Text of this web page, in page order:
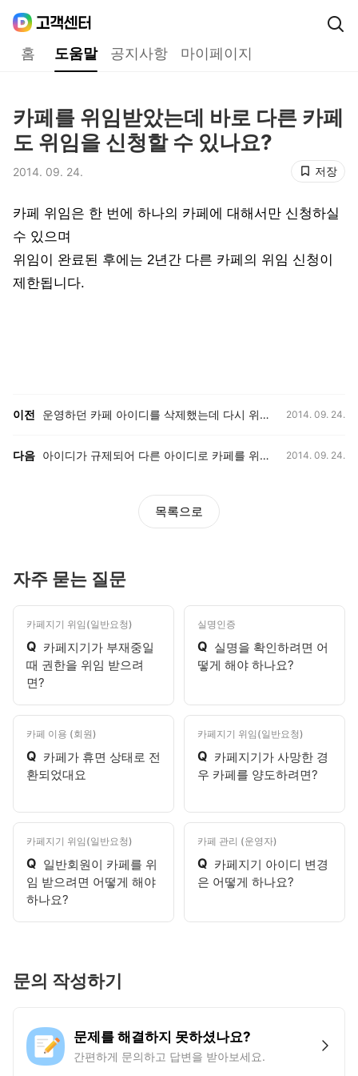
홈 도움말 공지사항 마이페이지
카페를 위임받았는데 바로 다른 카페
도 위임을 신청할 수 있나요?
저장
2014. 09. 24.
카페 위임은 한 번에 하나의 카페에 대해서만 신청하실
수 있으며
위임이 완료된 후에는 2년간 다른 카페의 위임 신청이
제한됩니다.
이전 운영하던 카페 아이디를 삭제했는데 다시 위임 받을 수 있나요? 2014. 09. 24.
다음 아이디가 규제되어 다른 아이디로 카페를 위임받고 싶습니다. 2014. 09. 24.
목록으로
자주 묻는 질문
카페지기 위임(일반요청)
Q 카페지기가 부재중일
때 권한을 위임 받으려
면?
실명인증
Q 실명을 확인하려면 어
떻게 해야 하나요?
카페 이용 (회원)
Q 카페가 휴면 상태로 전
환되었대요
카페지기 위임(일반요청)
Q 카페지기가 사망한 경
우 카페를 양도하려면?
카페지기 위임(일반요청)
Q 일반회원이 카페를 위
임 받으려면 어떻게 해야
하나요?
카페 관리 (운영자)
Q 카페지기 아이디 변경
은 어떻게 하나요?
문의 작성하기
문제를 해결하지 못하셨나요?
간편하게 문의하고 답변을 받아보세요.